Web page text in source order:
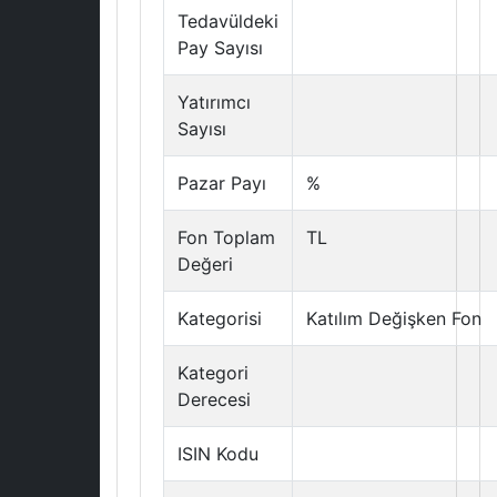
Tedavüldeki
Pay Sayısı
Yatırımcı
Sayısı
Pazar Payı %
Fon Toplam
Değeri
TL
Kategorisi Katılım Değişken Fon
Kategori
Derecesi
ISIN Kodu